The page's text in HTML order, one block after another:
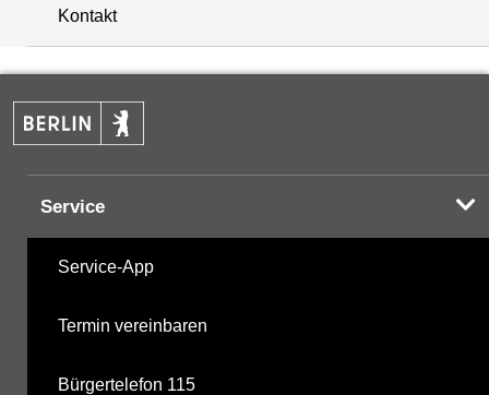
+
−
Kontakt
Service
Service-App
Termin vereinbaren
Bürgertelefon 115